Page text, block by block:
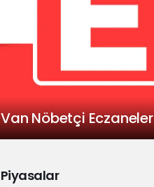
Van Nöbetçi Eczaneler
Piyasalar